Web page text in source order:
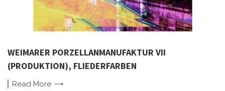
WEIMARER PORZELLANMANUFAKTUR VII
(PRODUKTION), FLIEDERFARBEN
Read More